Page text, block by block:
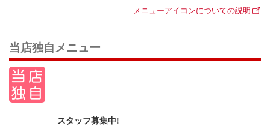
メニューアイコンについての説明
当店独自メニュー
スタッフ募集中!